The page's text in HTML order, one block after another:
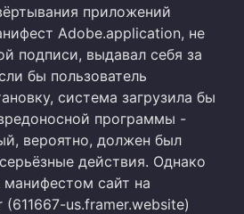
приложений
Adobe.application, не
подписи, выдавал себя за
бы пользователь
система загрузила бы
программы -
вероятно, должен был
действия. Однако
сайт на
us.framer.website)